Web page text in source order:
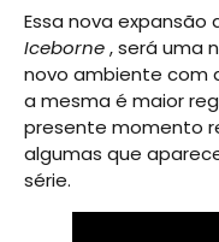
Essa nova expansão
Iceborne, será uma
novo ambiente com
a mesma é maior
presente momento
algumas que
série.